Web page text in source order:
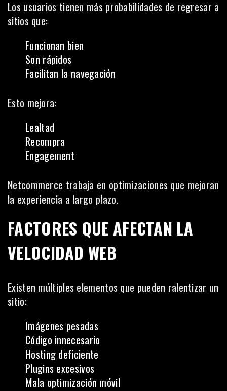
Los usuarios tienen más probabilidades de regresar a
sitios que:
Funcionan bien
Son rápidos
Facilitan la navegación
Esto mejora:
Lealtad
Recompra
Engagement
Netcommerce trabaja en optimizaciones que mejoran
la experiencia a largo plazo.
FACTORES QUE AFECTAN LA
VELOCIDAD WEB
Existen múltiples elementos que pueden ralentizar un
sitio:
Imágenes pesadas
Código innecesario
Hosting deficiente
Plugins excesivos
Mala optimización móvil